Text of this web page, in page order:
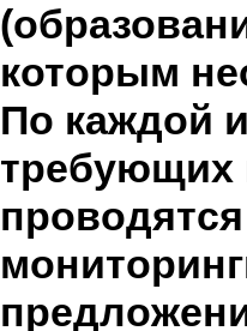
которым
По каждой
требующих